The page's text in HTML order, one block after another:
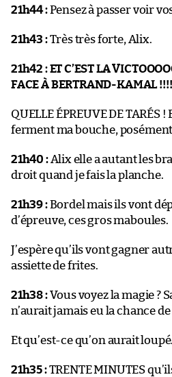
21h44 :Pensez à passer voir
21h43 :Très très forte, Alix.
21h42 :ET C’EST LA
FACE À BERTRAND-KAMAL !!!!
QUELLE ÉPREUVE DE TARÉS
ferment ma bouche,
21h40 :Alix elle a autant les
droit quand je fais la planche.
21h39 :Bordel mais ils vont
d’épreuve, ces gros maboules.
J’espère qu’ils vont gagner
assiette de frites.
21h38 :Vous voyez la magie ?
n’aurait jamais eu la chance
Et qu’est-ce qu’on aurait
21h35 :TRENTE MINUTES